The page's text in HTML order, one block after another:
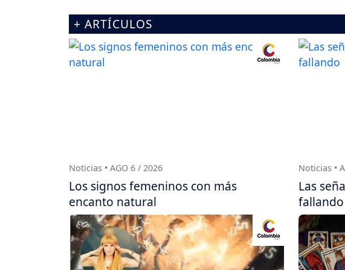
+ ARTÍCULOS
Noticias • AGO 6 / 2026
Los signos femeninos con más
encanto natural
Noticias •
Las
fallando